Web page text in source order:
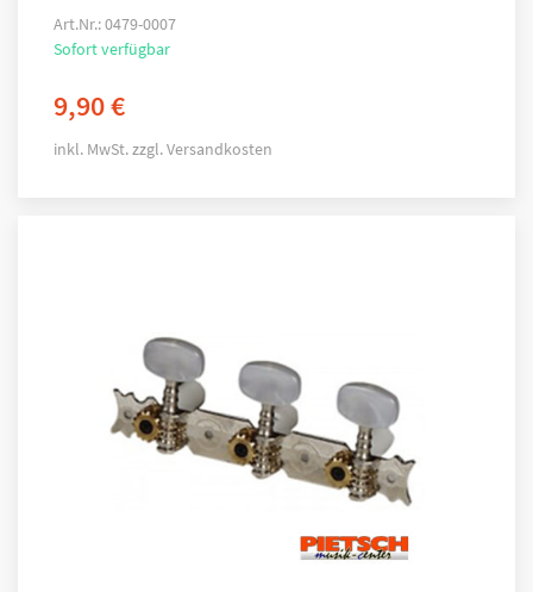
Art.Nr.: 0479-0007
Sofort verfügbar
9,90€
inkl. MwSt.zzgl.Versandkosten